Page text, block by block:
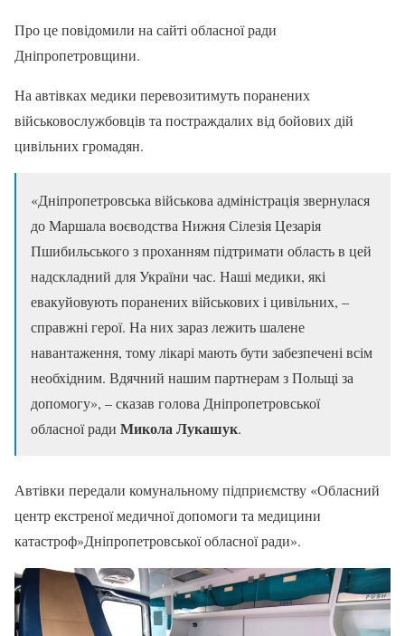
Про це повідомили на сайті обласної ради
Дніпропетровщини.
На автівках медики перевозитимуть поранених
військовослужбовців та постраждалих від бойових дій
цивільних громадян.
«Дніпропетровська військова адміністрація звернулася
до Маршала воєводства Нижня Сілезія Цезарія
Пшибильського з проханням підтримати область в цей
надскладний для України час. Наші медики, які
евакуйовують поранених військових і цивільних, –
справжні герої. На них зараз лежить шалене
навантаження, тому лікарі мають бути забезпечені всім
необхідним. Вдячний нашим партнерам з Польщі за
допомогу», – сказав голова Дніпропетровської
обласної ради Микола Лукашук.
Автівки передали комунальному підприємству «Обласний
центр екстреної медичної допомоги та медицини
катастроф»Дніпропетровської обласної ради».